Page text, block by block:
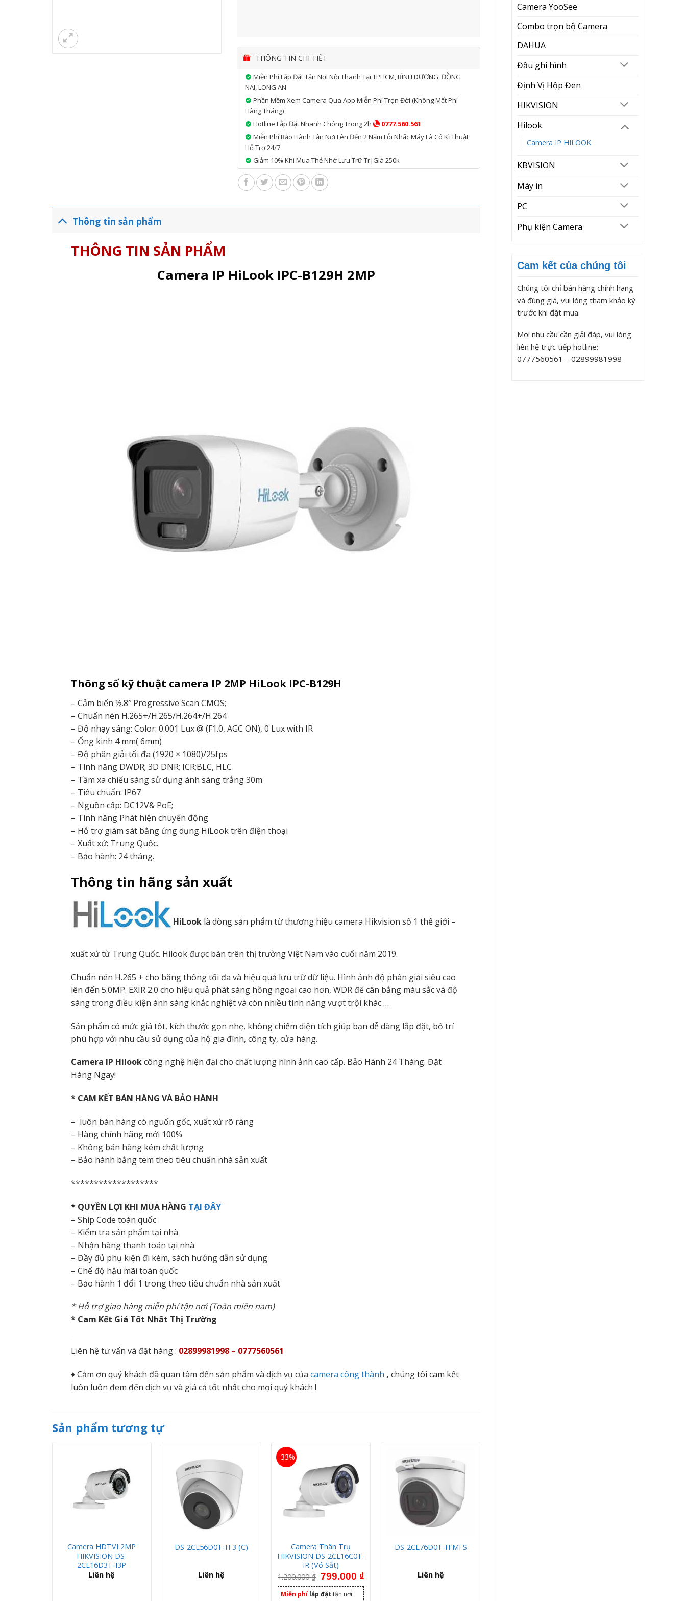
Camera YooSee
Combo trọn bộ Camera
DAHUA
Đầu ghi hình
Định Vị Hộp Đen
HIKVISION
Hilook
Camera IP HILOOK
KBVISION
Máy in
PC
Phụ kiện Camera
Cam kết của chúng tôi
Chúng tôi chỉ bán hàng chính hãng
và đúng giá, vui lòng tham khảo kỹ
trước khi đặt mua.
Mọi nhu cầu cần giải đáp, vui lòng
liên hệ trực tiếp hotline:
0777560561 – 02899981998
THÔNG TIN CHI TIẾT
Miễn Phí Lắp Đặt Tận Nơi Nội Thanh Tại TPHCM, BÌNH DƯƠNG, ĐỒNG
NAI, LONG AN
Phần Mềm Xem Camera Qua App Miễn Phí Trọn Đời (không Mất Phí
Hàng Tháng)
Hotline Lắp Đặt Nhanh Chóng Trong 2h
0777.560.561
Miễn Phí Bảo Hành Tận Nơi Lên Đến 2 Năm Lỗi Nhấc Máy Là Có Kĩ Thuật
Hỗ Trợ 24/7
Giảm 10% Khi Mua Thẻ Nhớ Lưu Trữ Trị Giá 250k
Thông tin sản phẩm
THÔNG TIN SẢN PHẨM
Camera IP HiLook IPC-B129H 2MP
Thông số kỹ thuật camera IP 2MP HiLook IPC-B129H
– Cảm biến ½.8″ Progressive Scan CMOS;
– Chuẩn nén H.265+/H.265/H.264+/H.264
– Độ nhạy sáng: Color: 0.001 Lux @ (F1.0, AGC ON), 0 Lux with IR
– Ống kinh 4 mm( 6mm)
– Độ phân giải tối đa (1920 × 1080)/25fps
– Tính năng DWDR; 3D DNR; ICR;BLC, HLC
– Tầm xa chiếu sáng sử dụng ánh sáng trắng 30m
– Tiêu chuẩn: IP67
– Nguồn cấp: DC12V& PoE;
– Tính năng Phát hiện chuyển động
– Hỗ trợ giám sát bằng ứng dụng HiLook trên điện thoại
– Xuất xứ: Trung Quốc.
– Bảo hành: 24 tháng.
Thông tin hãng sản xuất
HiLooklà dòng sản phẩm từ thương hiệu camera Hikvision số 1 thế giới –
xuất xứ từ Trung Quốc. Hilook được bán trên thị trường Việt Nam vào cuối năm 2019.
Chuẩn nén H.265 + cho băng thông tối đa và hiệu quả lưu trữ dữ liệu. Hình ảnh độ phân giải siêu cao
lên đến 5.0MP. EXIR 2.0 cho hiệu quả phát sáng hồng ngoại cao hơn, WDR để cân bằng màu sắc và độ
sáng trong điều kiện ánh sáng khắc nghiệt và còn nhiều tính năng vượt trội khác …
Sản phẩm có mức giá tốt, kích thước gọn nhẹ, không chiếm diện tích giúp bạn dễ dàng lắp đặt, bố trí
phù hợp với nhu cầu sử dụng của hộ gia đình, công ty, cửa hàng.
Camera IP Hilookcông nghệ hiện đại cho chất lượng hình ảnh cao cấp. Bảo Hành 24 Tháng. Đặt
Hàng Ngay!
* CAM KẾT BÁN HÀNG VÀ BẢO HÀNH
– luôn bán hàng có nguốn gốc, xuất xứ rõ ràng
– Hàng chính hãng mới 100%
– Không bán hàng kém chất lượng
– Bảo hành bằng tem theo tiêu chuẩn nhà sản xuất
*******************
* QUYỀN LỢI KHI MUA HÀNG TẠI ĐÂY
– Ship Code toàn quốc
– Kiểm tra sản phẩm tại nhà
– Nhận hàng thanh toán tại nhà
– Đầy đủ phụ kiện đi kèm, sách hướng dẫn sử dụng
– Chế độ hậu mãi toàn quốc
– Bảo hành 1 đổi 1 trong theo tiêu chuẩn nhà sản xuất
* Hỗ trợ giao hàng miễn phí tận nơi (Toàn miền nam)
* Cam Kết Giá Tốt Nhất Thị Trường
Liên hệ tư vấn và đặt hàng : 02899981998 – 0777560561
♦ Cảm ơn quý khách đã quan tâm đến sản phẩm và dịch vụ của camera công thành , chúng tôi cam kết
luôn luôn đem đến dịch vụ và giá cả tốt nhất cho mọi quý khách !
Sản phẩm tương tự
Camera HDTVI 2MP
HIKVISION DS-
2CE16D3T-I3P
Liên hệ
DS-2CE56D0T-IT3 (C)
Liên hệ
-33%
Camera Thân Trụ
HIKVISION DS-2CE16C0T-
IR (Vỏ Sắt)
1.200.000₫ Giá gốc là: 1.200.000 ₫.
799.000 ₫Giá hiện tại là: 799.000 ₫.
Miễn phí lắp đặt tận nơi
DS-2CE76D0T-ITMFS
Liên hệ